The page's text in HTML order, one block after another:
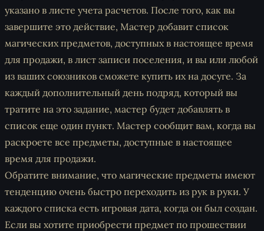
указано в листе учета расчетов. После того, как вы
завершите это действие, Мастер добавит список
магических предметов, доступных в настоящее время
для продажи, в лист записи поселения, и вы или любой
из ваших союзников сможете купить их на досуге. За
каждый дополнительный день подряд, который вы
тратите на это задание, мастер будет добавлять в
список еще один пункт. Мастер сообщит вам, когда вы
раскроете все предметы, доступные в настоящее
время для продажи.
Обратите внимание, что магические предметы имеют
тенденцию очень быстро переходить из рук в руки. У
каждого списка есть игровая дата, когда он был создан.
Если вы хотите приобрести предмет по прошествии